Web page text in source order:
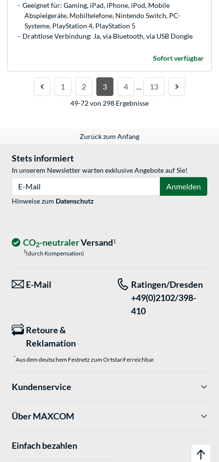
Geeignet für: Gaming, iPad, iPhone, iPod, Mobile
Abspielgeräte, Mobiltelefone, Nintendo Switch, PC-
Systeme, PlayStation 4, PlayStation 5
Drahtlose Verbindung: Ja, via Bluetooth, via USB Dongle
Sofort verfügbar
1 2 3 4 … 13
49-72 von 298 Ergebnisse
Zurück zum Anfang
Stets informiert
In unserem Newsletter warten exklusive Angebote auf Sie!
Anmelden
Hinweise zum Datenschutz
CO2-neutralerVersand1
1(durch Kompensation)
E-Mail
Ratingen/Dresden
+49(0)2102/398-
410
Retoure &
Reklamation
*Aus dem deutschem Festnetz zum Ortstarif erreichbar.
Kundenservice
Über MAXCOM
Einfach bezahlen